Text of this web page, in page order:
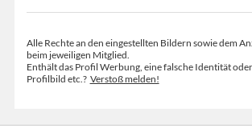
Alle Rechte an den eingestellten Bildern sowie dem
beim jeweiligen Mitglied.
Enthält das Profil Werbung, eine falsche Identität
Profilbild etc.? Verstoß melden!